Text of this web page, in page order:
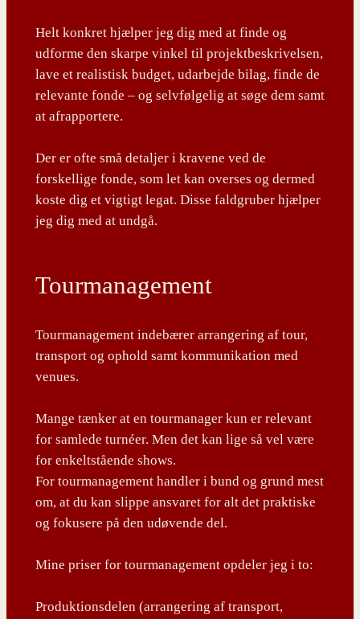
Helt konkret hjælper jeg dig med at finde og
udforme den skarpe vinkel til projektbeskrivelsen,
lave et realistisk budget, udarbejde bilag, finde de
relevante fonde – og selvfølgelig at søge dem samt
at afrapportere.
Der er ofte små detaljer i kravene ved de
forskellige fonde, som let kan overses og dermed
koste dig et vigtigt legat. Disse faldgruber hjælper
jeg dig med at undgå.
Tourmanagement
Tourmanagement indebærer arrangering af tour,
transport og ophold samt kommunikation med
venues.
Mange tænker at en tourmanager kun er relevant
for samlede turnéer. Men det kan lige så vel være
for enkeltstående shows.
For tourmanagement handler i bund og grund mest
om, at du kan slippe ansvaret for alt det praktiske
og fokusere på den udøvende del.
Mine priser for tourmanagement opdeler jeg i to:
Produktionsdelen (arrangering af transport,